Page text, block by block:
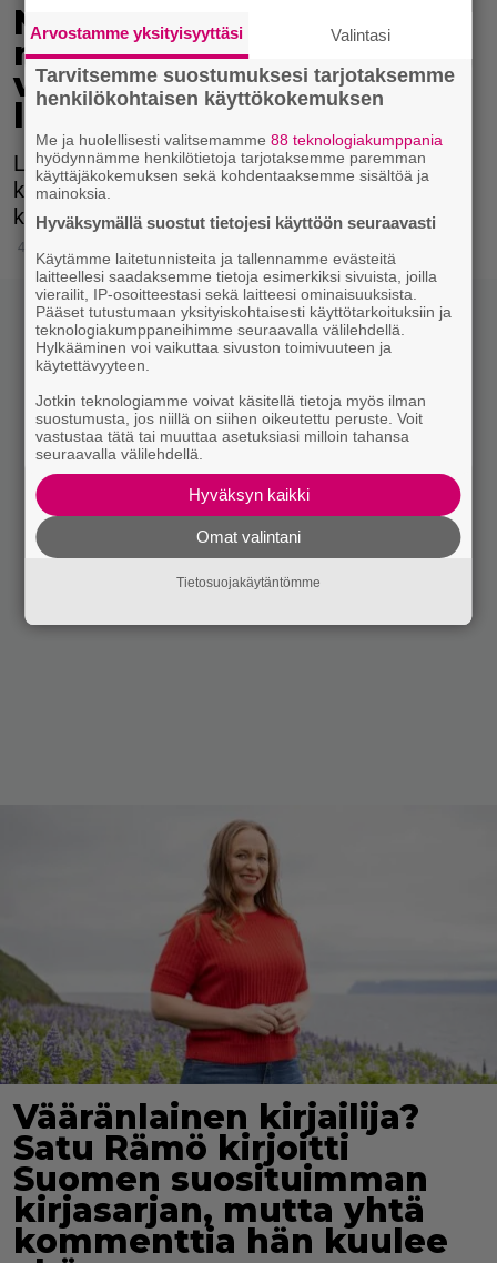
Nämä kirjat jäivät
mieleen menneen
vuoden aikana – ota
lukuvinkit talteen
Loistavia uutuuksia on ilmestynyt niin
kotimaisella kirjallisuuskentällä kuin
käännettyinäkin.
4.1.2025 10:15
Vääränlainen kirjailija?
Satu Rämö kirjoitti
Suomen suosituimman
kirjasarjan, mutta yhtä
kommenttia hän kuulee
Arvostamme yksityisyyttäsi Valintasi
Tarvitsemme suostumuksesi tarjotaksemme
henkilökohtaisen käyttökokemuksen
Me ja huolellisesti valitsemamme88 teknologiakumppania
hyödynnämme henkilötietoja tarjotaksemme paremman
käyttäjäkokemuksen sekä kohdentaaksemme sisältöä ja
mainoksia.
Hyväksymällä suostut tietojesi käyttöön seuraavasti
Käytämme laitetunnisteita ja tallennamme evästeitä
laitteellesi saadaksemme tietoja esimerkiksi sivuista, joilla
vierailit, IP-osoitteestasi sekä laitteesi ominaisuuksista.
Pääset tutustumaan yksityiskohtaisesti käyttötarkoituksiin ja
teknologiakumppaneihimme seuraavalla välilehdellä.
Hylkääminen voi vaikuttaa sivuston toimivuuteen ja
käytettävyyteen.
Jotkin teknologiamme voivat käsitellä tietoja myös ilman
suostumusta, jos niillä on siihen oikeutettu peruste. Voit
vastustaa tätä tai muuttaa asetuksiasi milloin tahansa
seuraavalla välilehdellä.
Hyväksyn kaikki
Omat valintani
Tietosuojakäytäntömme